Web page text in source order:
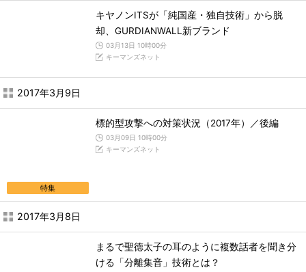
キヤノンITSが「純国産・独自技術」から脱
却、GURDIANWALL新ブランド
03月13日 10時00分
キーマンズネット
2017年3月9日
特集
標的型攻撃への対策状況（2017年）／後編
03月09日 10時00分
キーマンズネット
2017年3月8日
まるで聖徳太子の耳のように複数話者を聞き分
ける「分離集音」技術とは？